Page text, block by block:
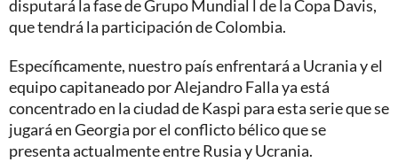
disputará la fase de Grupo Mundial l de la Copa Davis,
que tendrá la participación de Colombia.
Específicamente, nuestro país enfrentará a Ucrania y el
equipo capitaneado por Alejandro Falla ya está
concentrado en la ciudad de Kaspi para esta serie que se
jugará en Georgia por el conflicto bélico que se
presenta actualmente entre Rusia y Ucrania.